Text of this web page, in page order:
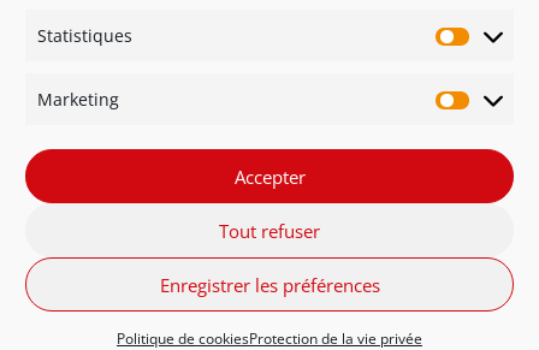
Statistiques
Marketing
Accepter
Tout refuser
Enregistrer les préférences
Politique de cookiesProtection de la vie privée
Respect